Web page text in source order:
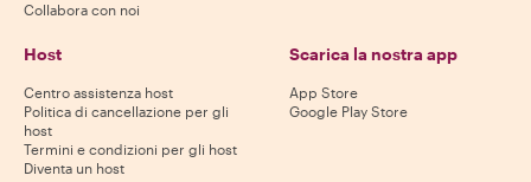
Collabora con noi
Host
Centro assistenza host
Politica di cancellazione per gli
host
Termini e condizioni per gli host
Diventa un host
Scarica la nostra app
App Store
Google Play Store